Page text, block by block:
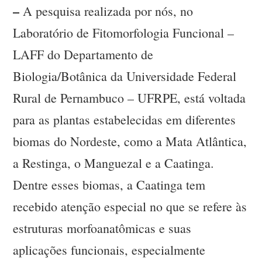
– A pesquisa realizada por nós, no
Laboratório de Fitomorfologia Funcional –
LAFF do Departamento de
Biologia/Botânica da Universidade Federal
Rural de Pernambuco – UFRPE, está voltada
para as plantas estabelecidas em diferentes
biomas do Nordeste, como a Mata Atlântica,
a Restinga, o Manguezal e a Caatinga.
Dentre esses biomas, a Caatinga tem
recebido atenção especial no que se refere às
estruturas morfoanatômicas e suas
aplicações funcionais, especialmente